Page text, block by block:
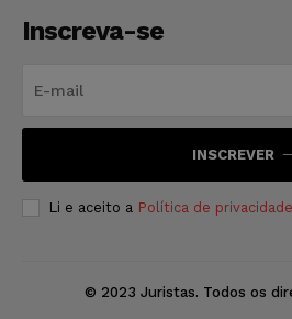
Inscreva-se
INSCREVER
Li e aceito a Política de privacidade
© 2023 Juristas. Todos os